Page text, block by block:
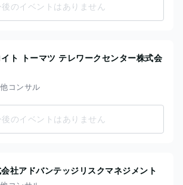
後のイベントはありません
ト トーマツ テレワークセンター株式会
コンサル
後のイベントはありません
社アドバンテッジリスクマネジメント